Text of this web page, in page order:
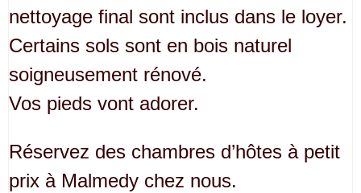
nettoyage final sont inclus dans le loyer.
Certains sols sont en bois naturel
soigneusement rénové.
Vos pieds vont adorer.
Réservez des chambres d’hôtes à petit
prix à Malmedy chez nous.